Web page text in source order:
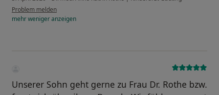
Problem melden
mehrwenigeranzeigen
Unserer Sohn geht gerne zu Frau Dr. Rothe bzw.